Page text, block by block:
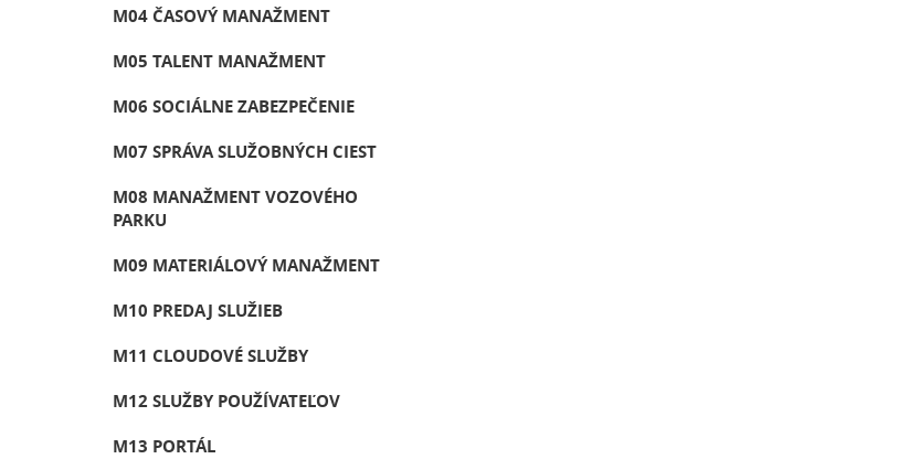
M04 ČASOVÝ MANAŽMENT
M05 TALENT MANAŽMENT
M06 SOCIÁLNE ZABEZPEČENIE
M07 SPRÁVA SLUŽOBNÝCH CIEST
M08 MANAŽMENT VOZOVÉHO
PARKU
M09 MATERIÁLOVÝ MANAŽMENT
M10 PREDAJ SLUŽIEB
M11 CLOUDOVÉ SLUŽBY
M12 SLUŽBY POUŽÍVATEĽOV
M13 PORTÁL